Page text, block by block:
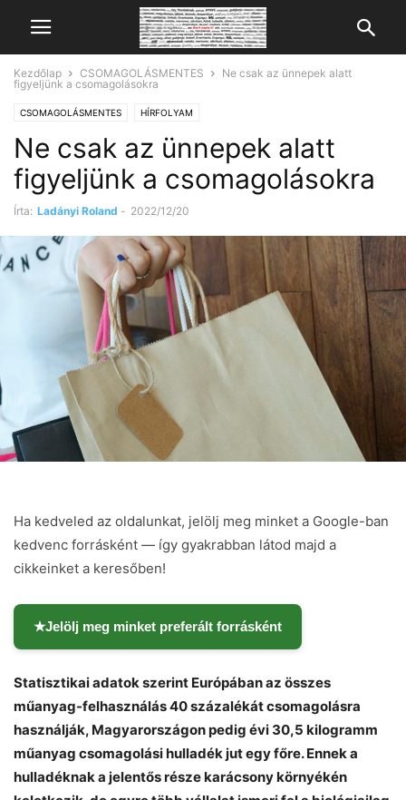
Kezdőlap CSOMAGOLÁSMENTES
Ne csak az ünnepek alatt
figyeljünk a csomagolásokra
CSOMAGOLÁSMENTES HÍRFOLYAM
Ne csak az ünnepek alatt
figyeljünk a csomagolásokra
Írta: Ladányi Roland - 2022/12/20
Ha kedveled az oldalunkat, jelölj meg minket a Google-ban
kedvenc forrásként — így gyakrabban látod majd a
cikkeinket a keresőben!
★Jelölj meg minket preferált forrásként
Statisztikai adatok szerint Európában az összes
műanyag-felhasználás 40 százalékát csomagolásra
használják, Magyarországon pedig évi 30,5 kilogramm
műanyag csomagolási hulladék jut egy főre. Ennek a
hulladéknak a jelentős része karácsony környékén